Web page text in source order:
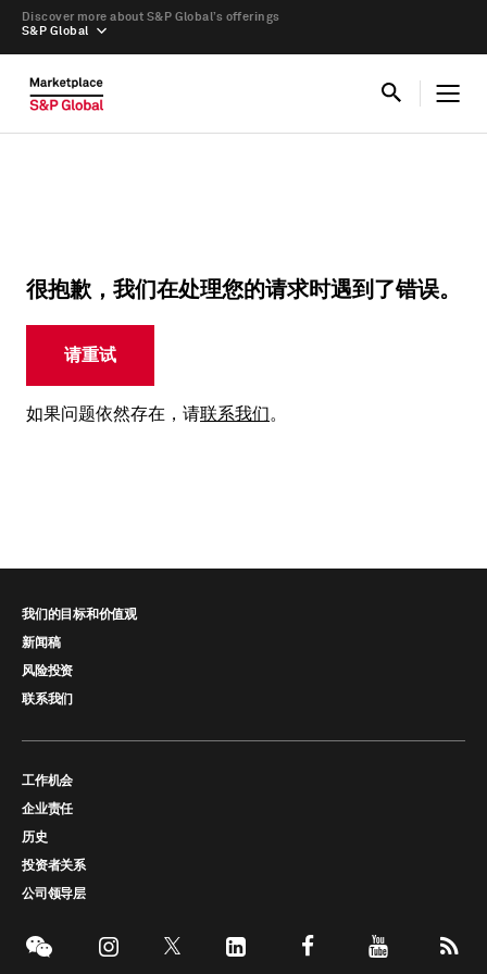
S&P Global
Discover more about S&P Global’s offerings
很抱歉，我们在处理您的请求时遇到了错误。
请重试
如果问题依然存在，请联系我们。
我们的目标和价值观
新闻稿
风险投资
联系我们
工作机会
企业责任
历史
投资者关系
公司领导层